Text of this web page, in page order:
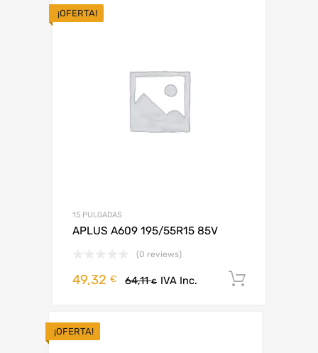
¡OFERTA!
15 PULGADAS
APLUS A609 195/55R15 85V
(0 reviews)
64,11€
49,32 € IVA Inc.
¡OFERTA!